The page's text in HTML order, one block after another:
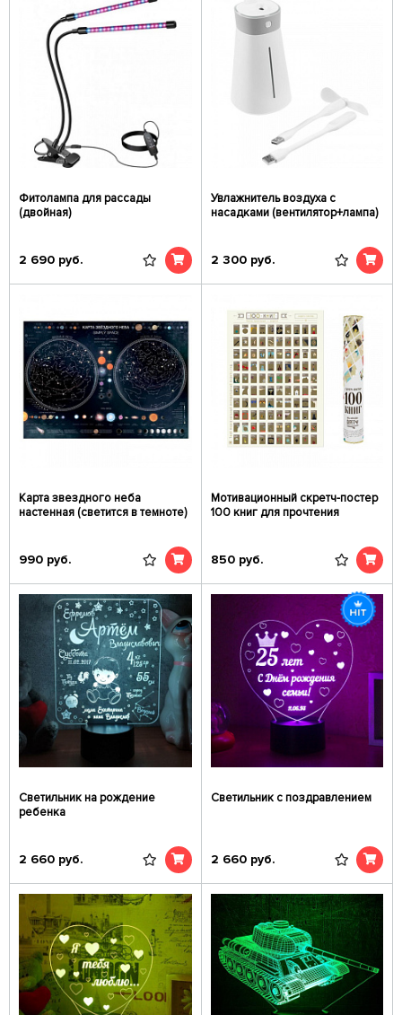
Фитолампа для рассады
(двойная)
2 690 руб.
Увлажнитель воздуха с
насадками (вентилятор+лампа)
2 300 руб.
Карта звездного неба
настенная (светится в темноте)
990 руб.
Мотивационный скретч-постер
100 книг для прочтения
850 руб.
Светильник на рождение
ребенка
2 660 руб.
Светильник с поздравлением
2 660 руб.